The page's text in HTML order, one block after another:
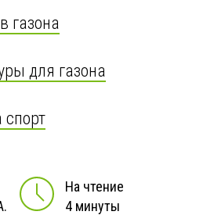
газона
для газона
спорт
На чтение
4 минуты